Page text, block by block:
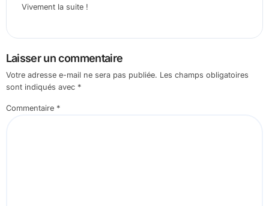
Vivement la suite !
Laisser un commentaire
Votre adresse e-mail ne sera pas publiée. Les champs obligatoires
sont indiqués avec *
Commentaire *